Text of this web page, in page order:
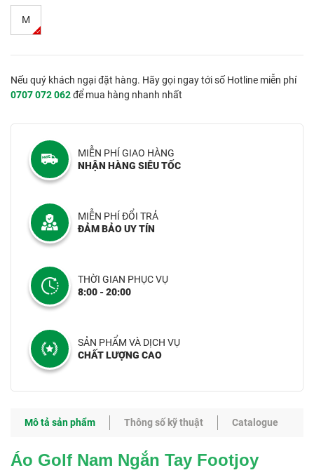
M
Nếu quý khách ngại đặt hàng. Hãy gọi ngay tới số Hotline miễn phí
0707 072 062để mua hàng nhanh nhất
MIỄN PHÍ GIAO HÀNG
NHẬN HÀNG SIÊU TỐC
MIỄN PHÍ ĐỔI TRẢ
ĐẢM BẢO UY TÍN
THỜI GIAN PHỤC VỤ
8:00 - 20:00
SẢN PHẨM VÀ DỊCH VỤ
CHẤT LƯỢNG CAO
Mô tả sản phẩm Thông số kỹ thuật Catalogue
Áo Golf Nam Ngắn Tay Footjoy